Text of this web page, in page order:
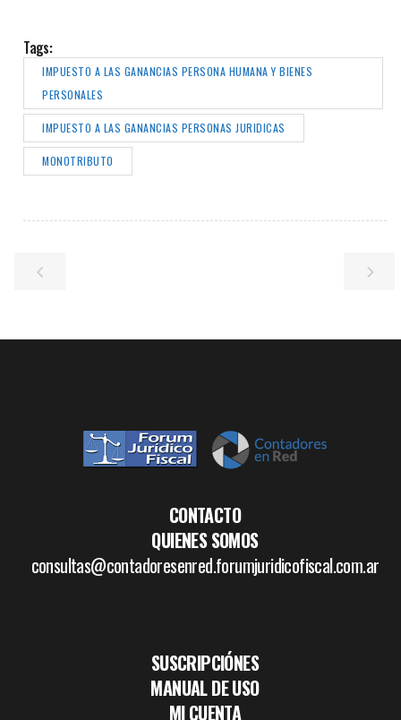
Tags:
IMPUESTO A LAS GANANCIAS PERSONA HUMANA Y BIENES
PERSONALES
IMPUESTO A LAS GANANCIAS PERSONAS JURIDICAS
MONOTRIBUTO
CONTACTO
QUIENES SOMOS
consultas@contadoresenred.forumjuridicofiscal.com.ar
SUSCRIPCIÓNES
MANUAL DE USO
MI CUENTA